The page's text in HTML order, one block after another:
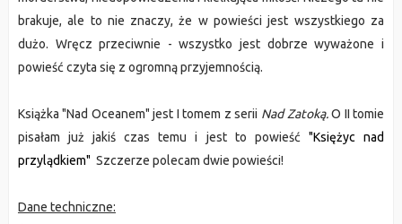
brakuje, ale to nie znaczy, że w powieści jest wszystkiego za
dużo. Wręcz przeciwnie - wszystko jest dobrze wyważone i
powieść czyta się z ogromną przyjemnością.
Książka "Nad Oceanem" jest I tomem z serii Nad Zatoką.O II tomie
pisałam już jakiś czas temu i jest to powieść "Księżyc nad
przylądkiem" Szczerze polecam dwie powieści!
Dane techniczne: